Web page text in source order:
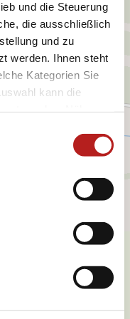
und die Steuerung
die ausschließlich
und zu
werden. Ihnen steht
Kategorien Sie
kann die
nächstes